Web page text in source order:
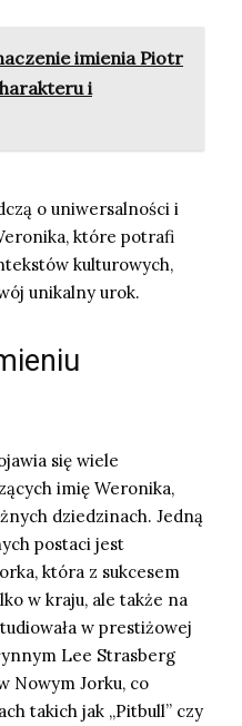
imienia Piotr
i
o uniwersalności i
które potrafi
kulturowych,
unikalny urok.
się wiele
imię Weronika,
dziedzinach. Jedną
postaci jest
która z sukcesem
w kraju, ale także na
w prestiżowej
Lee Strasberg
Nowym Jorku, co
takich jak „Pitbull” czy